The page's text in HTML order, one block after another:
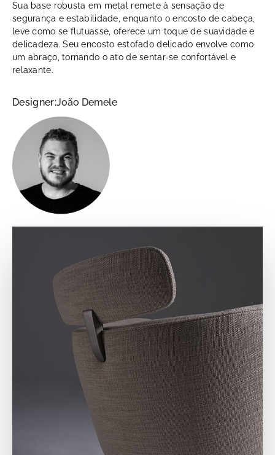
Sua base robusta em metal remete à sensação de
segurança e estabilidade, enquanto o encosto de cabeça,
leve como se flutuasse, oferece um toque de suavidade e
delicadeza. Seu encosto estofado delicado envolve como
um abraço, tornando o ato de sentar-se confortável e
relaxante.
Designer:João Demele